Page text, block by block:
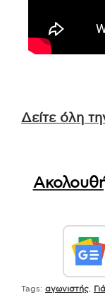
Δείτε όλη
Tags: αγωνιστής